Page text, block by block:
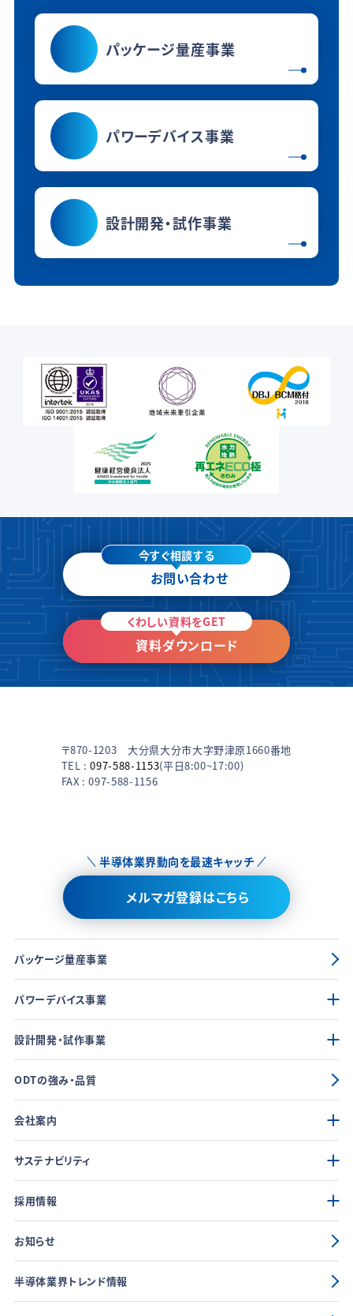
パッケージ量産事業
パワーデバイス事業
設計開発・試作事業
今すぐ相談する
お問い合わせ
くわしい資料をGET
資料ダウンロード
〒870-1203 大分県大分市大字野津原1660番地
TEL :097-588-1153(平日8:00~17:00)
FAX : 097-588-1156
半導体業界動向を最速キャッチ
メルマガ登録はこちら
パッケージ量産事業
パワーデバイス事業
設計開発・試作事業
ODTの強み・品質
会社案内
サステナビリティ
採用情報
お知らせ
半導体業界トレンド情報